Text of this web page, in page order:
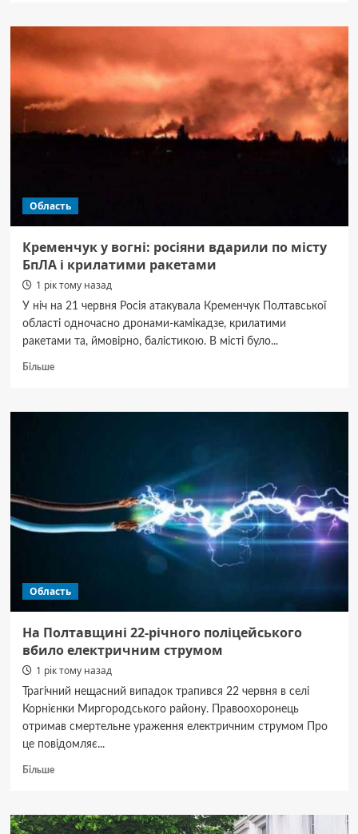
медіа
про
затримання
агентів
Область
Кременчук у вогні: росіяни вдарили по місту
БпЛА і крилатими ракетами
1 рік тому назад
У ніч на 21 червня Росія атакувала Кременчук Полтавської
області одночасно дронами-камікадзе, крилатими
ракетами та, ймовірно, балістикою. В місті було...
БільшеДокладніше
у
БпЛА
крилатими
Область
На Полтавщині 22-річного поліцейського
вбило електричним струмом
1 рік тому назад
Трагічний нещасний випадок трапився 22 червня в селі
Корнієнки Миргородського району. Правоохоронець
отримав смертельне ураження електричним струмом Про
це повідомляє...
БільшеДокладніше
Полтавщині
22-